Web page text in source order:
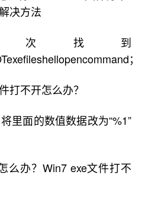
找到
；
里面的数值数据改为“%1”